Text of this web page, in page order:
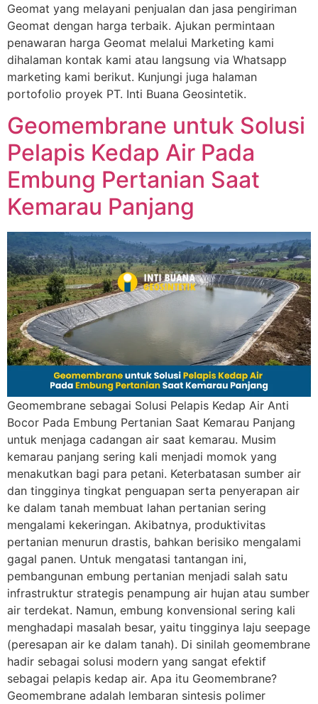
Geomat yang melayani penjualan dan jasa pengiriman
Geomat dengan harga terbaik. Ajukan permintaan
penawaran harga Geomat melalui Marketing kami
dihalaman kontak kami atau langsung via Whatsapp
marketing kami berikut. Kunjungi juga halaman
portofolio proyek PT. Inti Buana Geosintetik.
Geomembrane untuk Solusi
Pelapis Kedap Air Pada
Embung Pertanian Saat
Kemarau Panjang
Geomembrane sebagai Solusi Pelapis Kedap Air Anti
Bocor Pada Embung Pertanian Saat Kemarau Panjang
untuk menjaga cadangan air saat kemarau. Musim
kemarau panjang sering kali menjadi momok yang
menakutkan bagi para petani. Keterbatasan sumber air
dan tingginya tingkat penguapan serta penyerapan air
ke dalam tanah membuat lahan pertanian sering
mengalami kekeringan. Akibatnya, produktivitas
pertanian menurun drastis, bahkan berisiko mengalami
gagal panen. Untuk mengatasi tantangan ini,
pembangunan embung pertanian menjadi salah satu
infrastruktur strategis penampung air hujan atau sumber
air terdekat. Namun, embung konvensional sering kali
menghadapi masalah besar, yaitu tingginya laju seepage
(peresapan air ke dalam tanah). Di sinilah geomembrane
hadir sebagai solusi modern yang sangat efektif
sebagai pelapis kedap air. Apa itu Geomembrane?
Geomembrane adalah lembaran sintesis polimer